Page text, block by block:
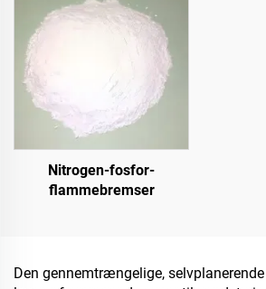
Nitrogen-fosfor-
flammebremser
Den gennemtrængelige,